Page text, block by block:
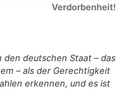
Verdorbenheit!
den deutschen Staat – das
– als der Gerechtigkeit
erkennen, und es ist